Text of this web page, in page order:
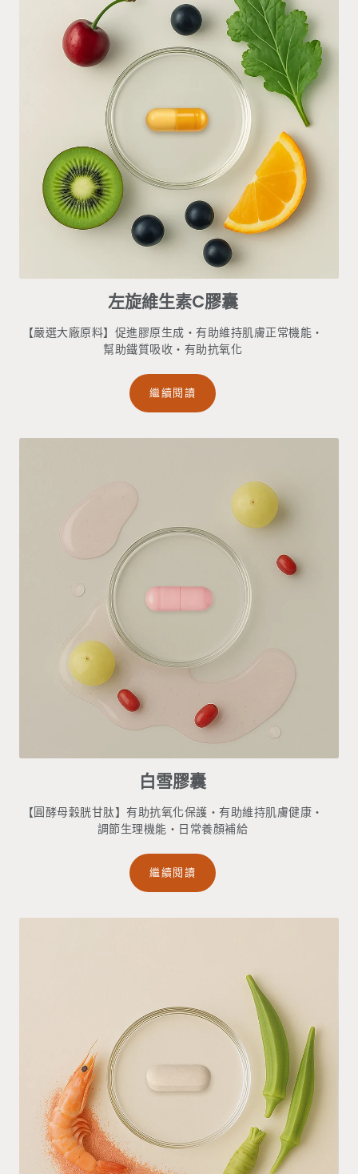
左旋維生素C膠囊
【嚴選大廠原料】促進膠原生成・有助維持肌膚正常機能・
幫助鐵質吸收・有助抗氧化
繼續閱讀
白雪膠囊
【圓酵母穀胱甘肽】有助抗氧化保護・有助維持肌膚健康・
調節生理機能・日常養顏補給
繼續閱讀